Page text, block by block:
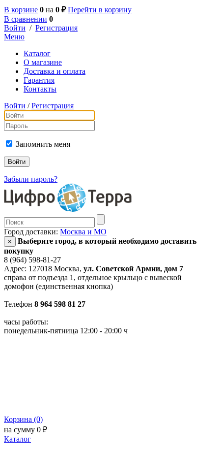
В корзине 0 на 0 ₽ Перейти в корзину
В сравнении 0
Войти / Регистрация
Меню
Каталог
О магазине
Доставка и оплата
Гарантия
Контакты
Войти / Регистрация
Запомнить меня
Забыли пароль?
Город доставки: Москва и МО
×
Выберите город, в который необходимо доставить
покупку
8 (964) 598-81-27
Адрес: 127018 Москва, ул. Советской Армии, дом 7
справа от подъезда 1, отдельное крыльцо с вывеской
домофон (единственная кнопка)
Телефон 8 964 598 81 27
часы работы:
понедельник-пятница 12:00 - 20:00 ч
Корзина (0)
на сумму 0 ₽
Каталог